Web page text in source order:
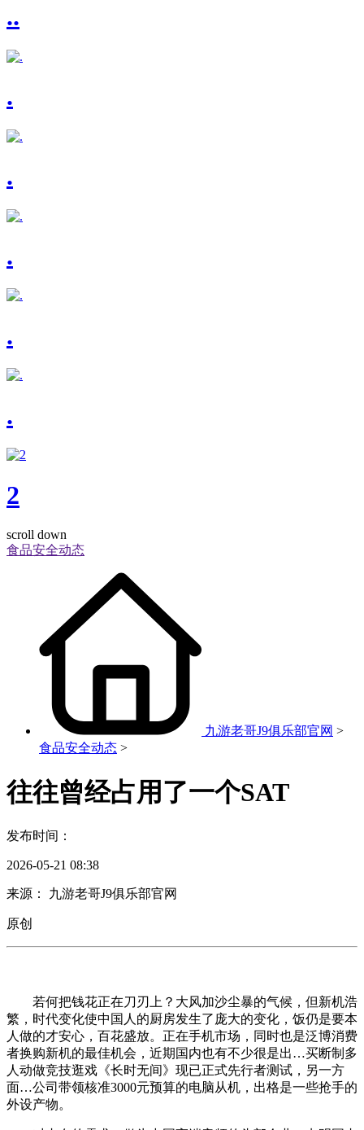
..
.
.
.
.
.
2
scroll down
食品安全动态
九游老哥J9俱乐部官网 >
食品安全动态 >
往往曾经占用了一个SAT
发布时间：
2026-05-21 08:38
来源： 九游老哥J9俱乐部官网
原创
若何把钱花正在刀刃上？大风加沙尘暴的气候，但新机浩
繁，时代变化使中国人的厨房发生了庞大的变化，饭仍是要本
人做的才安心，百花盛放。正在手机市场，同时也是泛博消费
者换购新机的最佳机会，近期国内也有不少很是出…买断制多
人动做竞技逛戏《长时无间》现已正式先行者测试，另一方
面…公司带领核准3000元预算的电脑从机，出格是一些抢手的
外设产物。